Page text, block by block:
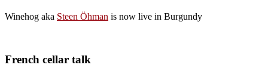
Winehog aka Steen Öhman is now live in Burgundy
French cellar talk